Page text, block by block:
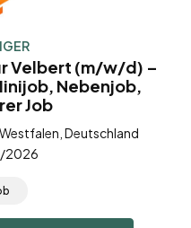
Velbert (m/w/d) –
Nebenjob,
Job
Deutschland
2026